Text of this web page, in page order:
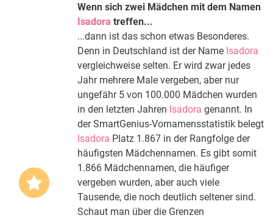
Wenn sich zwei Mädchen mit dem Namen
Isadora treffen...
...dann ist das schon etwas Besonderes.
Denn in Deutschland ist der Name Isadora
vergleichweise selten. Er wird zwar jedes
Jahr mehrere Male vergeben, aber nur
ungefähr 5 von 100.000 Mädchen wurden
in den letzten Jahren Isadora genannt. In
der SmartGenius-Vornamensstatistik belegt
Isadora Platz 1.867 in der Rangfolge der
häufigsten Mädchennamen. Es gibt somit
1.866 Mädchennamen, die häufiger
vergeben wurden, aber auch viele
Tausende, die noch deutlich seltener sind.
Schaut man über die Grenzen